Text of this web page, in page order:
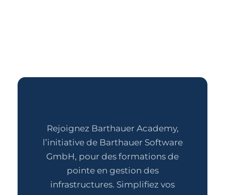
Rejoignez Barthauer Academy,
l’initiative de Barthauer Software
GmbH, pour des formations de
pointe en gestion des
infrastructures. Simplifiez vos